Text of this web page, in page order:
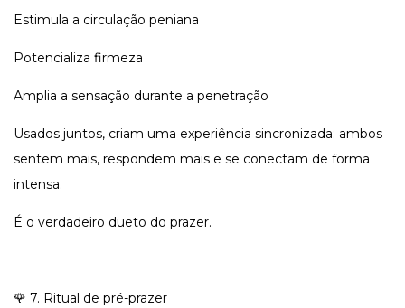
Estimula a circulação peniana
Potencializa firmeza
Amplia a sensação durante a penetração
Usados juntos, criam uma experiência sincronizada: ambos
sentem mais, respondem mais e se conectam de forma
intensa.
É o verdadeiro dueto do prazer.
🌹 7. Ritual de pré-prazer